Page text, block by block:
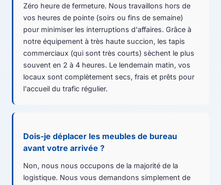
Zéro heure de fermeture. Nous travaillons hors de
vos heures de pointe (soirs ou fins de semaine)
pour minimiser les interruptions d'affaires. Grâce à
notre équipement à très haute succion, les tapis
commerciaux (qui sont très courts) sèchent le plus
souvent en 2 à 4 heures. Le lendemain matin, vos
locaux sont complètement secs, frais et prêts pour
l'accueil du trafic régulier.
Dois-je déplacer les meubles de bureau
avant votre arrivée ?
Non, nous nous occupons de la majorité de la
logistique. Nous vous demandons simplement de